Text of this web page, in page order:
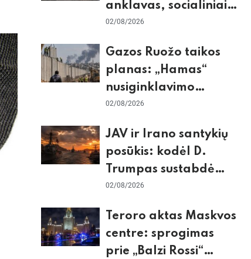
anklavas, socialiniai
tinklai ir ES skilimas
02/08/2026
Gazos Ruožo taikos
planas: „Hamas“
nusiginklavimo
sąlygos, Izraelio
nerimas dėl sienos
02/08/2026
JAV ir Irano santykių
posūkis: kodėl D.
Trumpas sustabdė
smūgius ir kuo
ekonomika
02/08/2026
Teroro aktas Maskvos
centre: sprogimas
prie „Balzi Rossi“